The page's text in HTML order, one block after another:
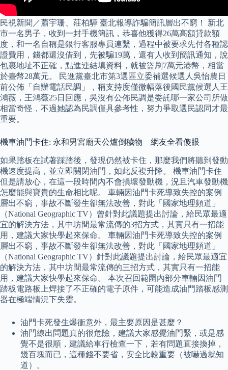
民視新聞／蕭宇珊、莊柏驊 臺北報導詐騙簡訊層出不窮！ 新北
市一名男子，收到一封手機簡訊，恭喜他獲得26萬高額貸款額
度，和一名自稱是銀行客服專員連繫，過程中被要求先付各種認
證費用，錢都還沒借到，先被騙19萬，還有人收到簡訊通知，說
包裹地址不正確，點進連結填資料，就被盜刷7萬元港幣，相當
於臺幣28萬元。 民進黨臺北市第3選區立委補選候選人吳怡農日
前公佈「自辦電話民調」，稱支持度僅微幅落後國民黨候選人王
鴻薇，王鴻薇25日回應，吳沒有公佈民調是委託哪一家公司所做
相當奇怪，不過她認為民調僅具參考性，努力爭取選民認同才最
重要。
機車油門卡住: 永和男宮廟天公爐倒穢物 網友全看傻眼
如果踏板在試著踩踏後，發現仍然被卡住，那麼我們將聽到發動
機速度提高，並立即關閉油門，如此反複升降。 機車油門卡住
但是請放心，在這一段時間內不會損壞發動機，況且汽車發動機
怎麼能與寶貴的生命相比呢。 車輛因油門卡死導致失控的案例
層出不窮，事故不斷發生卻無法改善，對此「國家地理頻道」
（National Geographic TV）曾針對此議題提出討論，給民眾最適
宜的解決方法，其中坊間最常流傳的3招方式，其實只有一招能
用，建議大家快學起來保命。 車輛因油門卡死導致失控的案例
層出不窮，事故不斷發生卻無法改善，對此「國家地理頻道」
（National Geographic TV）針對此議題提出討論，給民眾最適宜
的解決方法，其中坊間最常流傳的三招方式，其實只有一招能
用，建議大家快學起來保命。 本次召回範圍內部分車輛因油門
踏板電路板上焊接了不正確的電子原件，可能造成油門踏板感測
器在極端情況下失靈。
油門卡死發生爆衝意外，最主要原因是甚麼？
油門線出問題真的很危險，建議大家感覺油門緊，或是感
覺不是很順，建議給車行檢查一下，若有問題直接換掉，
幾百塊而已，這種錢不要省，安全比較重要（被嚇過就知
道）。